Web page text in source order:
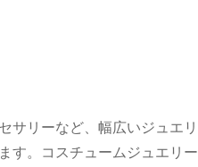
リーなど、幅広いジュエリ
す。コスチュームジュエリ